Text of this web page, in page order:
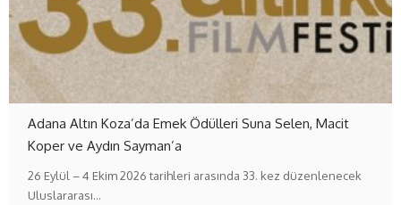
Adana Altın Koza’da Emek Ödülleri Suna Selen, Macit
Koper ve Aydın Sayman’a
26 Eylül – 4 Ekim 2026 tarihleri arasında 33. kez düzenlenecek
Uluslararası…